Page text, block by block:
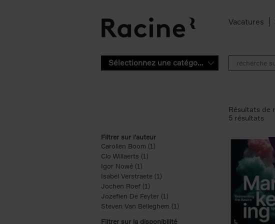
Vacatures
Sélectionnez une catégorie
Filtrer sur l'auteur
Carolien Boom (1)
Clo Willaerts (1)
Igor Nowé (1)
Isabel Verstraete (1) Apply Isabel Verstraete filter
Jochen Roef (1)
Jozefien De Feyter (1) Apply Jozefien De Feyter filter
Steven Van Belleghem (1) Apply Steven Van Belleghem
Filtrer sur la disponibilité
Résultats de
5 résultats